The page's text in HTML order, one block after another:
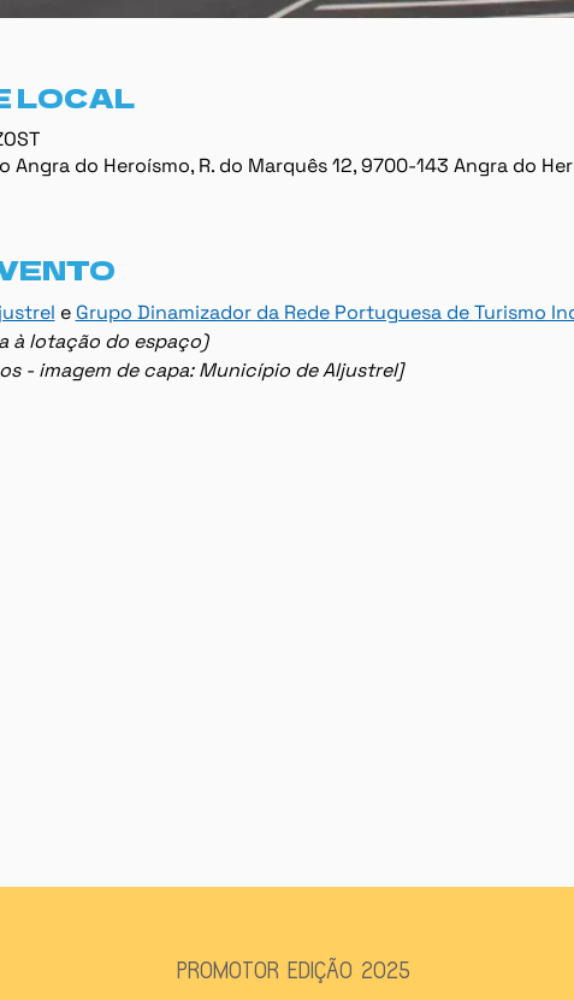
LOCAL
do Heroísmo, R. do Marquês 12, 9700-143 Angra do
e Grupo Dinamizador da Rede Portuguesa de Turismo
à lotação do espaço)
- imagem de capa: Município de Aljustrel]
PROMOTOR EDIÇÃO 2025